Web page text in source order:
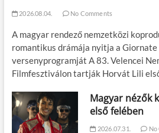
2026.08.04. No Comments
A magyar rendező nemzetközi
romantikus drámája nyitja a
versenyprogramját A 83. Velencei
Filmfesztiválon tartják Horvát Lili
Magyar nézők
első felében
2026.07.31. No